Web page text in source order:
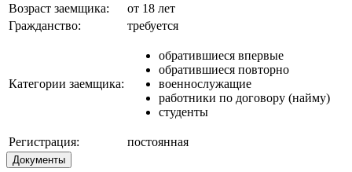
Возраст заемщика:
от 18 лет
Гражданство:
требуется
Категории заемщика:
обратившиеся впервые
обратившиеся повторно
военнослужащие
работники по договору (найму)
студенты
Регистрация: постоянная
Документы